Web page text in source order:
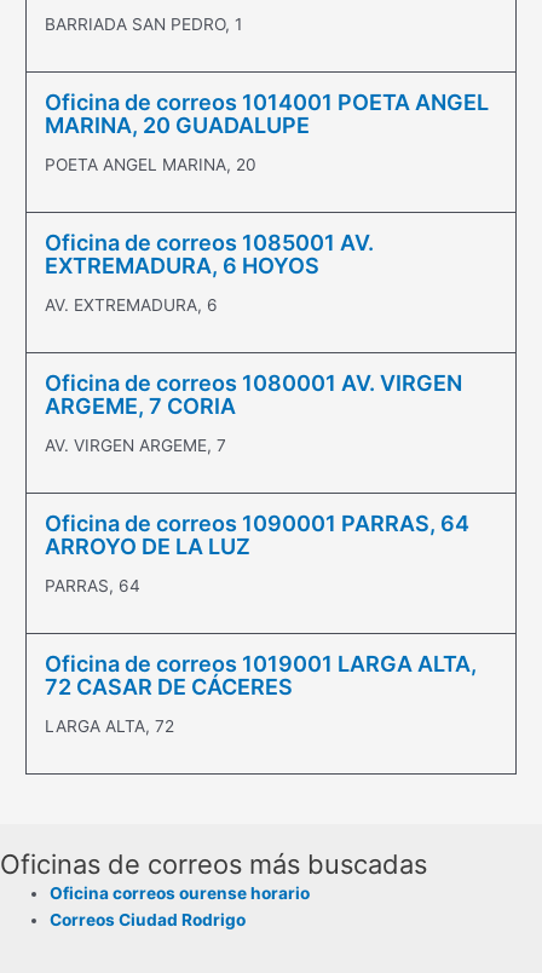
BARRIADA SAN PEDRO, 1
Oficina de correos 1014001 POETA ANGEL
MARINA, 20 GUADALUPE
POETA ANGEL MARINA, 20
Oficina de correos 1085001 AV.
EXTREMADURA, 6 HOYOS
AV. EXTREMADURA, 6
Oficina de correos 1080001 AV. VIRGEN
ARGEME, 7 CORIA
AV. VIRGEN ARGEME, 7
Oficina de correos 1090001 PARRAS, 64
ARROYO DE LA LUZ
PARRAS, 64
Oficina de correos 1019001 LARGA ALTA,
72 CASAR DE CÁCERES
LARGA ALTA, 72
Oficinas de correos más buscadas
Oficina correos ourense horario
Correos Ciudad Rodrigo